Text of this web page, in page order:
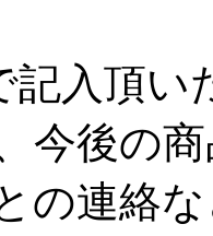
記入頂い
今後の
の連絡